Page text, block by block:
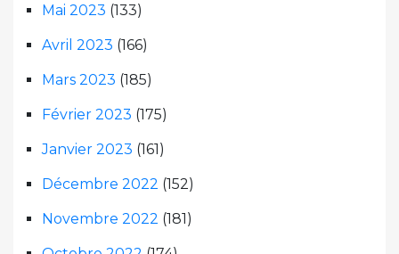
Mai 2023 (133)
Avril 2023 (166)
Mars 2023 (185)
Février 2023 (175)
Janvier 2023 (161)
Décembre 2022 (152)
Novembre 2022 (181)